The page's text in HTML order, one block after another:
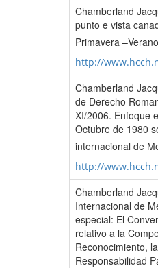
Chamberland
punto e vista
Primavera
http://
Chamberland
de Derecho
XI/2006. Enfoque
Octubre de 1980
internacional de
http://
Chamberland
Internacional de
especial: El
relativo a la
Reconocimiento,
Responsabilidad